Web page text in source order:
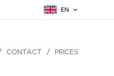
EN
CONTACT PRICES